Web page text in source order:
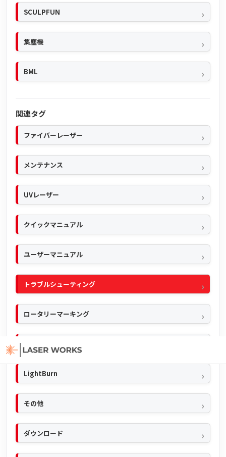
SCULPFUN
集塵機
BML
関連タグ
ファイバーレーザー
メンテナンス
UVレーザー
クイックマニュアル
ユーザーマニュアル
トラブルシューティング
ロータリーマーキング
LightBurn
その他
ダウンロード